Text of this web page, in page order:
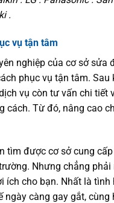
.
vụ tận tâm
nghiệp của cơ sở sửa
phục vụ tận tâm. Sau
vụ còn tư vấn chi tiết
cách. Từ đó, nâng cao
tìm được cơ sở cung
Nhưng chẳng phải
ích cho bạn. Nhất là tình
ngày càng gay gắt, cùng